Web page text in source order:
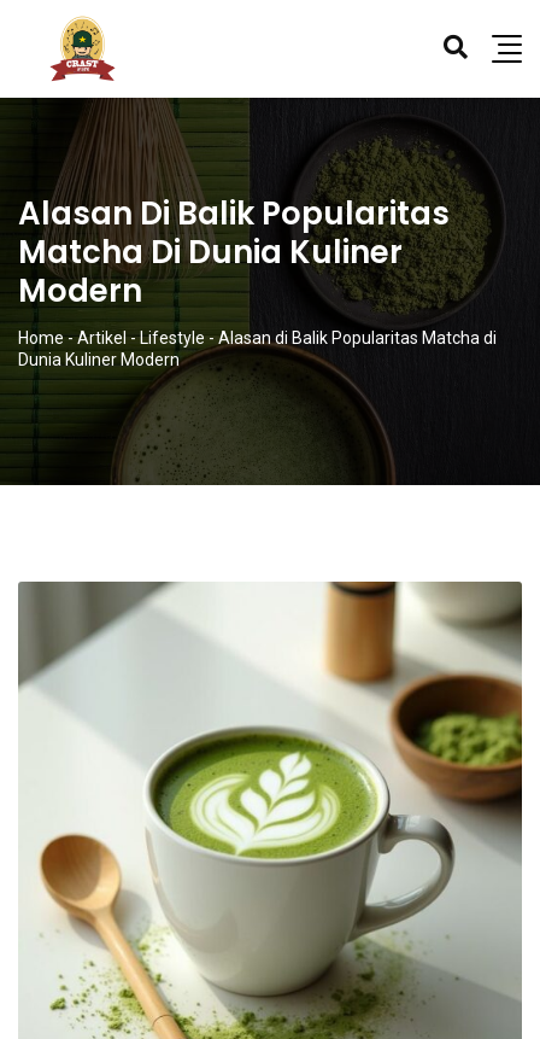
Alasan Di Balik Popularitas
Matcha Di Dunia Kuliner
Modern
Home-Artikel -Lifestyle -Alasan di Balik Popularitas Matcha di
Dunia Kuliner Modern